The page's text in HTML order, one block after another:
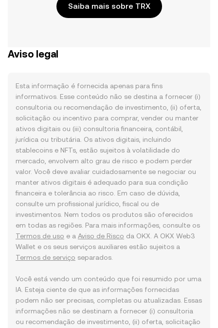
Saiba mais sobre TRX
Aviso legal
Esta informação é fornecida apenas para fins
informativos. Esse conteúdo não se destina a fornecer (i)
consultoria ou recomendação de investimento, (ii) oferta,
solicitação ou incentivo para comprar, vender ou manter
ativos digitais ou (iii) consultoria financeira, contábil,
jurídica ou tributária. Os ativos digitais, incluindo
stablecoins e NFTs, estão sujeitos à volatilidade do
mercado, envolvem alto grau de risco e podem perder
valor. Você deve avaliar cuidadosamente se negociar ou
manter ativos digitais é adequado para sua condição
financeira e tolerância ao risco. Em caso de dúvida,
consulte um profissional jurídico, fiscal ou de
investimentos. Nem todos os produtos são oferecidos
em todas as regiões. Para mais informações, consulte os
Termos de uso e a Aviso de Risco da OKX. A OKX Web3
Wallet e os seus serviços auxiliares estão sujeitos a
Termos de serviço separados.
Você está vendo um conteúdo que foi resumido por uma
IA. Esteja ciente de que as informações fornecidas
podem não ser precisas, completas ou atualizadas. Essas
informações não se destinam a fornecer (i) consultoria
ou recomendação de investimento, (ii) oferta, solicitação